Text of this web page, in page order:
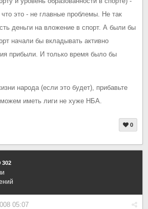
это - не главные проблемы. Не так
деньги на вложение в спорт. А были бы
начали бы вкладывать активно
прибыли. И только время было бы
народа (если это будет), прибавьте
иметь лиги не хуже НБА.
0
302
05:07